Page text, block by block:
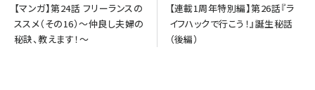
【マンガ】第24話 フリーランスの
ススメ（その16）～仲良し夫婦の
秘訣、教えます！～
【連載1周年特別編】第26話『ラ
イフハックで行こう！』誕生秘話
（後編）